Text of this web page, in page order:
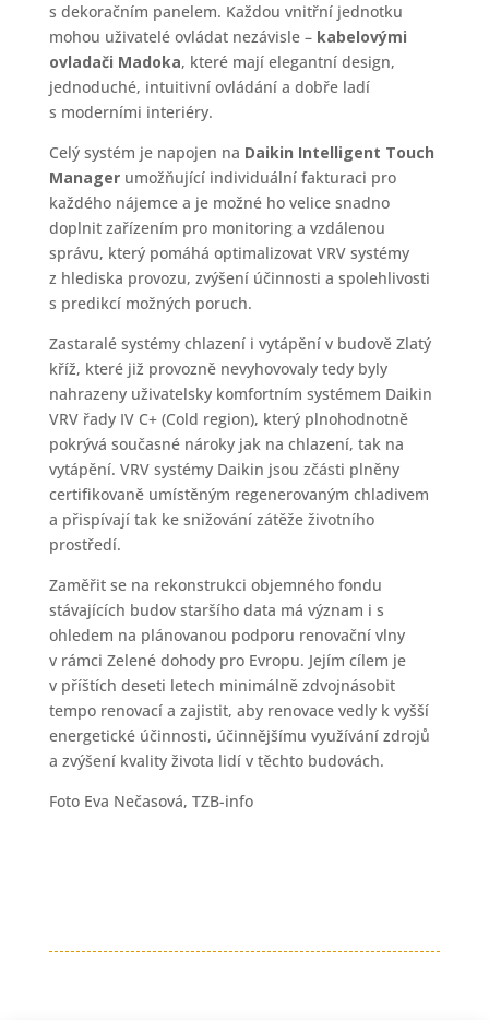
s dekoračním panelem. Každou vnitřní jednotku
mohou uživatelé ovládat nezávisle – kabelovými
ovladači Madoka, které mají elegantní design,
jednoduché, intuitivní ovládání a dobře ladí
s moderními interiéry.
Celý systém je napojen na Daikin Intelligent Touch
Managerumožňující individuální fakturaci pro
každého nájemce a je možné ho velice snadno
doplnit zařízením pro monitoring a vzdálenou
správu, který pomáhá optimalizovat VRV systémy
z hlediska provozu, zvýšení účinnosti a spolehlivosti
s predikcí možných poruch.
Zastaralé systémy chlazení i vytápění v budově Zlatý
kříž, které již provozně nevyhovovaly tedy byly
nahrazeny uživatelsky komfortním systémem Daikin
VRV řady IV C+ (Cold region), který plnohodnotně
pokrývá současné nároky jak na chlazení, tak na
vytápění. VRV systémy Daikin jsou zčásti plněny
certifikovaně umístěným regenerovaným chladivem
a přispívají tak ke snižování zátěže životního
prostředí.
Zaměřit se na rekonstrukci objemného fondu
stávajících budov staršího data má význam i s
ohledem na plánovanou podporu renovační vlny
v rámci Zelené dohody pro Evropu. Jejím cílem je
v příštích deseti letech minimálně zdvojnásobit
tempo renovací a zajistit, aby renovace vedly k vyšší
energetické účinnosti, účinnějšímu využívání zdrojů
a zvýšení kvality života lidí v těchto budovách.
Foto Eva Nečasová, TZB-info